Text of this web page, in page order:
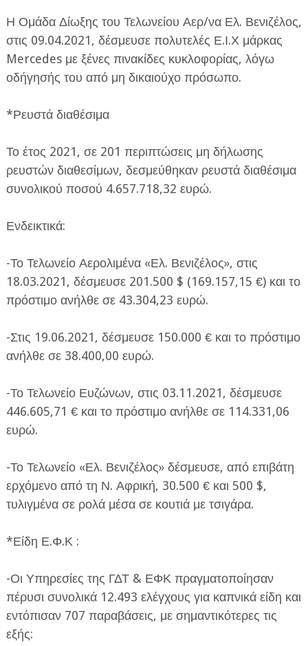
Η Ομάδα Δίωξης του Τελωνείου Αερ/να Ελ. Βενιζέλος,
στις 09.04.2021, δέσμευσε πολυτελές Ε.Ι.Χ μάρκας
Mercedes με ξένες πινακίδες κυκλοφορίας, λόγω
οδήγησής του από μη δικαιούχο πρόσωπο.
*Ρευστά διαθέσιμα
Το έτος 2021, σε 201 περιπτώσεις μη δήλωσης
ρευστών διαθεσίμων, δεσμεύθηκαν ρευστά διαθέσιμα
συνολικού ποσού 4.657.718,32 ευρώ.
Ενδεικτικά:
-Το Τελωνείο Αερολιμένα «Ελ. Βενιζέλος», στις
18.03.2021, δέσμευσε 201.500 $ (169.157,15 €) και το
πρόστιμο ανήλθε σε 43.304,23 ευρώ.
-Στις 19.06.2021, δέσμευσε 150.000 € και το πρόστιμο
ανήλθε σε 38.400,00 ευρώ.
-Το Τελωνείο Ευζώνων, στις 03.11.2021, δέσμευσε
446.605,71 € και το πρόστιμο ανήλθε σε 114.331,06
ευρώ.
-Το Τελωνείο «Ελ. Βενιζέλος» δέσμευσε, από επιβάτη
ερχόμενο από τη Ν. Αφρική, 30.500 € και 500 $,
τυλιγμένα σε ρολά μέσα σε κουτιά με τσιγάρα.
*Είδη Ε.Φ.Κ :
-Οι Υπηρεσίες της ΓΔΤ & ΕΦΚ πραγματοποίησαν
πέρυσι συνολικά 12.493 ελέγχους για καπνικά είδη και
εντόπισαν 707 παραβάσεις, με σημαντικότερες τις
εξής: